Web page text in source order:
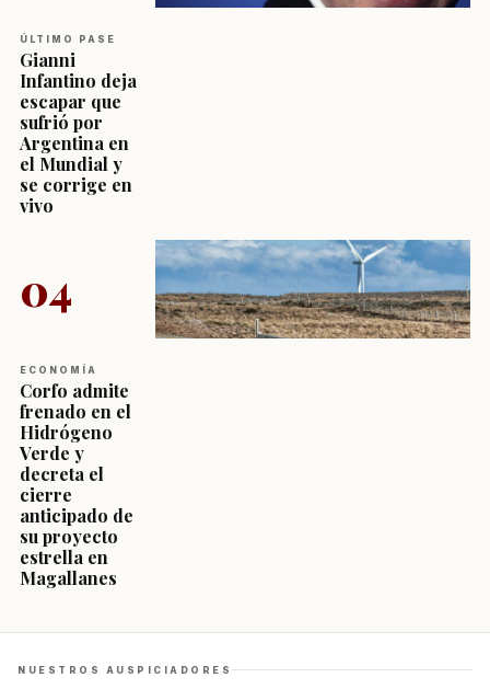
ÚLTIMO PASE
Gianni
Infantino deja
escapar que
sufrió por
Argentina en
el Mundial y
se corrige en
vivo
04
ECONOMÍA
Corfo admite
frenado en el
Hidrógeno
Verde y
decreta el
cierre
anticipado de
su proyecto
estrella en
Magallanes
NUESTROS AUSPICIADORES